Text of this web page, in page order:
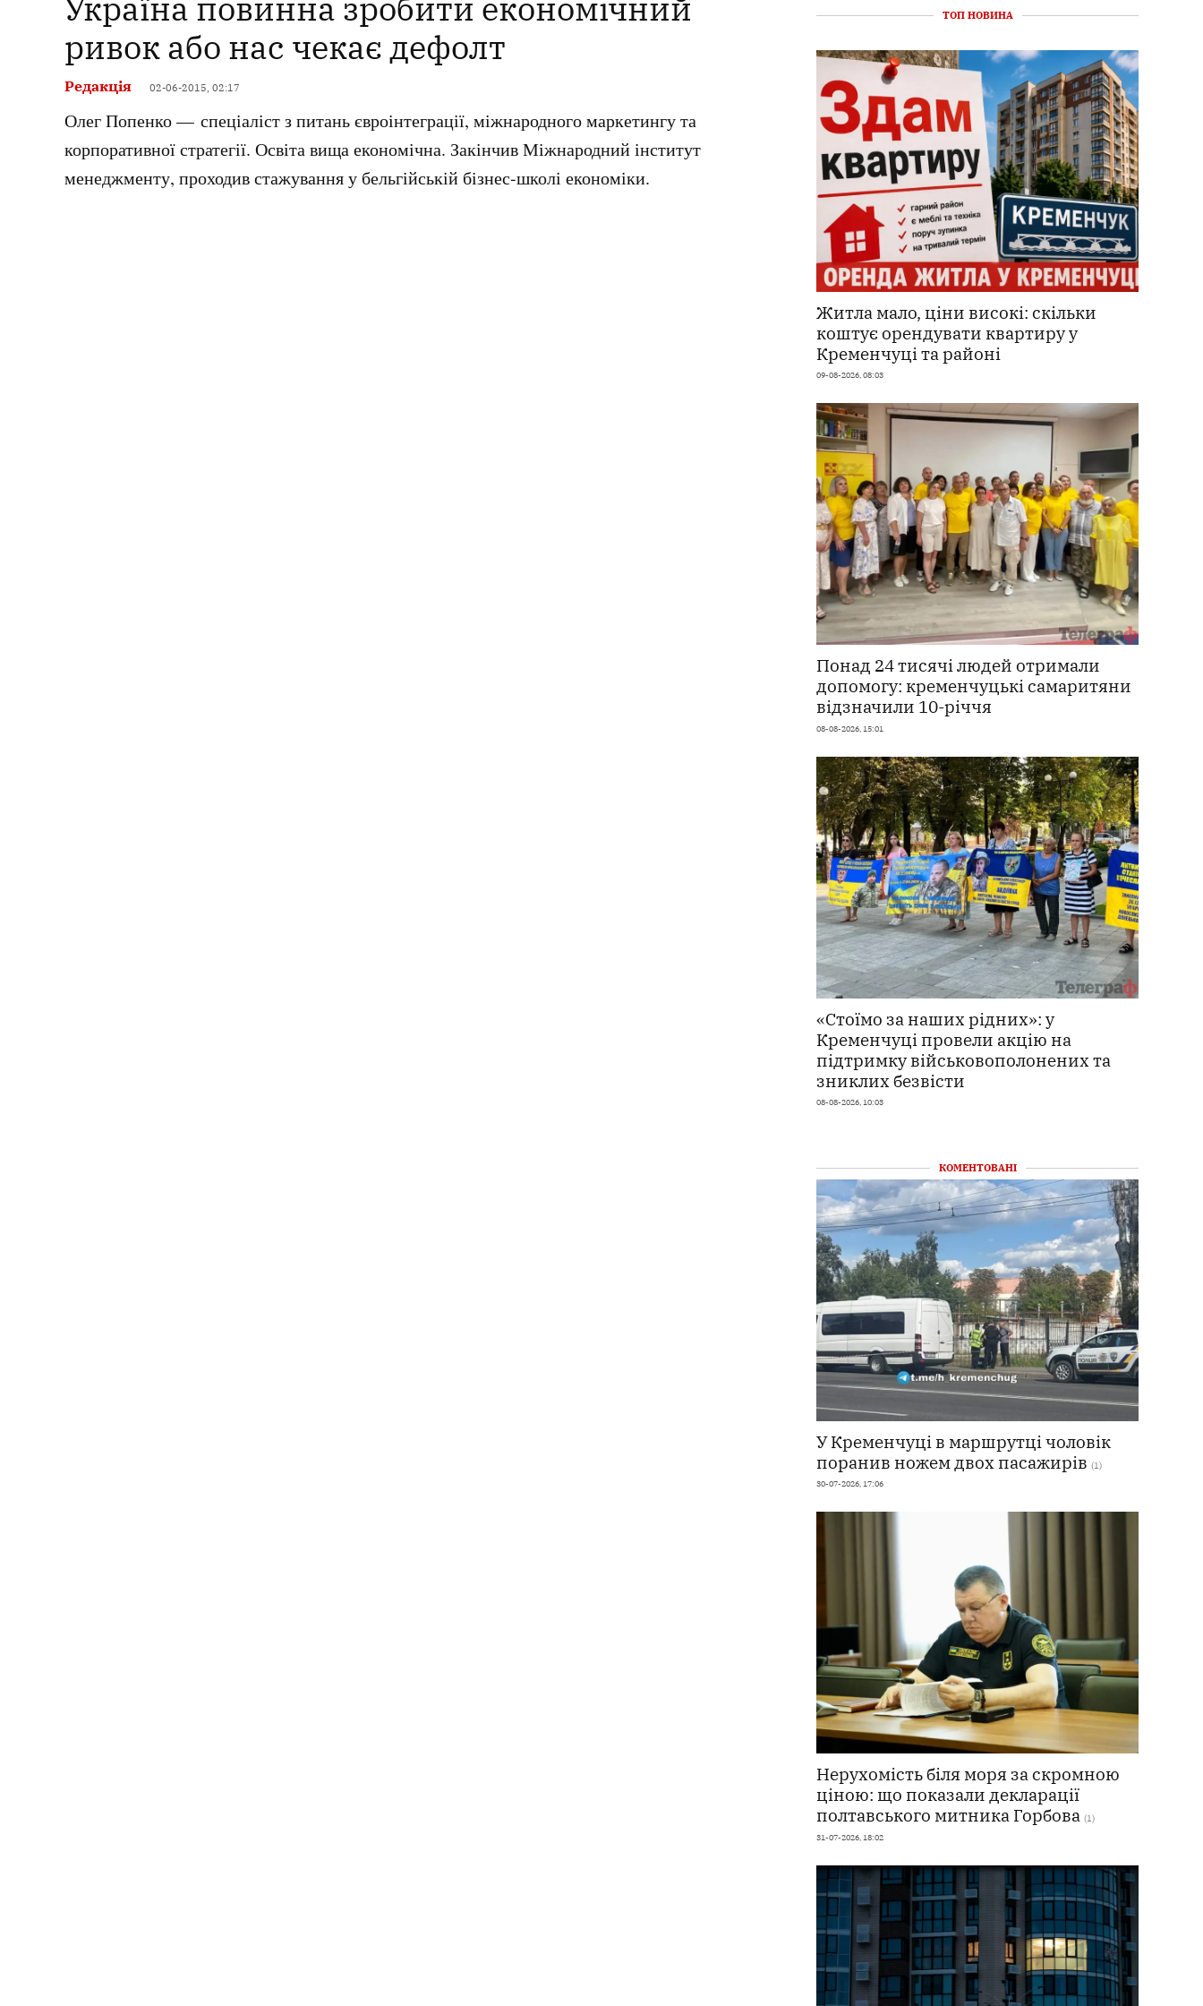
ривок або нас чекає дефолт
Редакція 02-06-2015, 02:17
Олег Попенко — спеціаліст з питань євроінтеграції, міжнародного маркетингу та
корпоративної стратегії. Освіта вища економічна. Закінчив Міжнародний інститут
менеджменту, проходив стажування у бельгійській бізнес-школі економіки.
ТОП НОВИНА
Житла мало, ціни високі: скільки
коштує орендувати квартиру у
Кременчуці та районі
09-08-2026, 08:03
Понад 24 тисячі людей отримали
допомогу: кременчуцькі самаритяни
відзначили 10-річчя
08-08-2026, 15:01
«Стоїмо за наших рідних»: у
Кременчуці провели акцію на
підтримку військовополонених та
зниклих безвісти
08-08-2026, 10:03
КОМЕНТОВАНІ
У Кременчуці в маршрутці чоловік
поранив ножем двох пасажирів (1)
30-07-2026, 17:06
Нерухомість біля моря за скромною
ціною: що показали декларації
полтавського митника Горбова (1)
31-07-2026, 18:02